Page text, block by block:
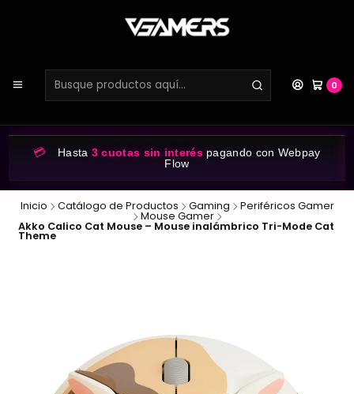
0
💳 Hasta 3 cuotas sin interéspagando con Webpay
Flow
Inicio Catálogo de Productos Gaming Periféricos Gamer
Mouse Gamer
Akko Calico Cat Mouse – Mouse inalámbrico Tri-Mode Cat
Theme